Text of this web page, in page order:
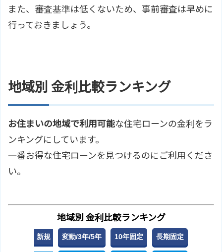
また、審査基準は低くないため、事前審査は早めに
行っておきましょう。
地域別 金利比較ランキング
お住まいの地域で利用可能な住宅ローンの金利をラ
ンキングにしています。
一番お得な住宅ローンを見つけるのにご利用くださ
い。
地域別 金利比較ランキング
新規 変動/3年/5年 10年固定 長期固定